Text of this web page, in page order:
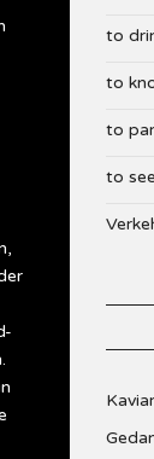
to
to
to
to see